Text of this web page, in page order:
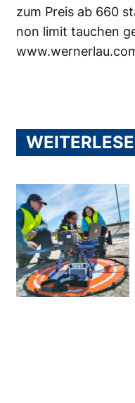
zum Preis ab 660
non limit tauchen